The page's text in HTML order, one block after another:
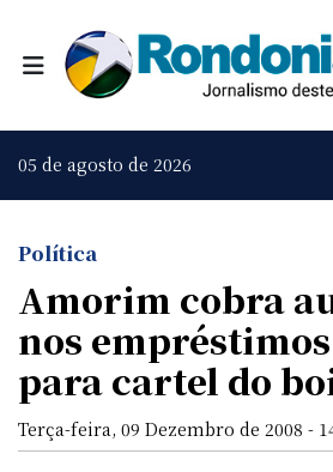
05 de agosto de 2026
Política
Amorim cobra
nos empréstimos
para cartel do
Terça-feira, 09 Dezembro de 2008 -